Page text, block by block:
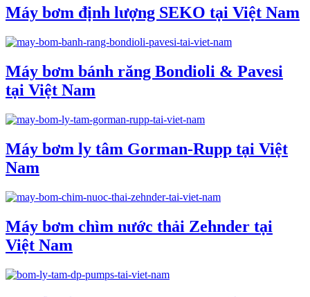
Máy bơm định lượng SEKO tại Việt Nam
Máy bơm bánh răng Bondioli & Pavesi
tại Việt Nam
Máy bơm ly tâm Gorman-Rupp tại Việt
Nam
Máy bơm chìm nước thải Zehnder tại
Việt Nam